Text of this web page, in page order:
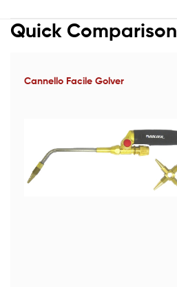
Quick Comparison
Cannello Facile Golver